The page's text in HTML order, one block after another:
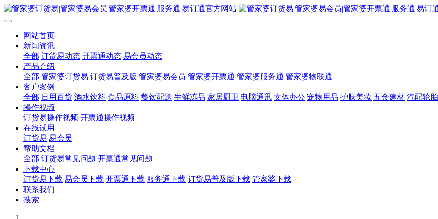
网站首页
新闻资讯
全部 订货易动态 开票通动态 易会员动态
产品介绍
全部 管家婆订货易 订货易普及版 管家婆易会员 管家婆开票通 管家婆服务通 管家婆物联通
客户案例
全部 日用百货 酒水饮料 食品原料 餐饮配送 生鲜冻品 家居厨卫 电脑通讯 文体办公 宠物用品 护肤美妆 五金建材 汽配轮胎
操作视频
订货易操作视频 开票通操作视频
在线试用
订货易 易会员
帮助文档
全部 订货易常见问题 开票通常见问题
下载中心
订货易下载 易会员下载 开票通下载 服务通下载 订货易普及版下载 管家婆下载
联系我们
搜索